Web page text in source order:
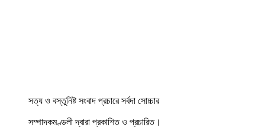
সত্য ও বস্তুনিষ্ট সংবাদ প্রচারে সর্বদা সোচ্চার
সম্পাদকমণ্ডলী দ্বারা প্রকাশিত ও প্রচারিত।